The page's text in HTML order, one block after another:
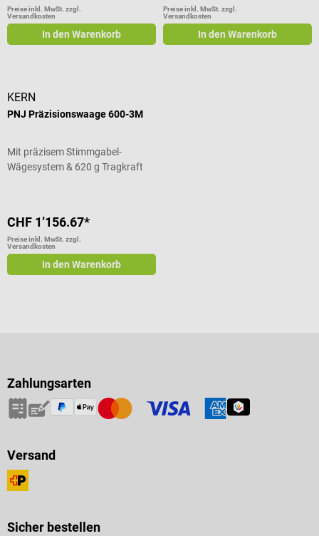
Preise inkl. MwSt. zzgl.
Versandkosten
In den Warenkorb
Preise inkl. MwSt. zzgl.
Versandkosten
In den Warenkorb
KERN
PNJ Präzisionswaage 600-3M
Mit präzisem Stimmgabel-
Wägesystem & 620 g Tragkraft
CHF 1’156.67*
Preise inkl. MwSt. zzgl.
Versandkosten
In den Warenkorb
Zahlungsarten
Versand
Sicher bestellen